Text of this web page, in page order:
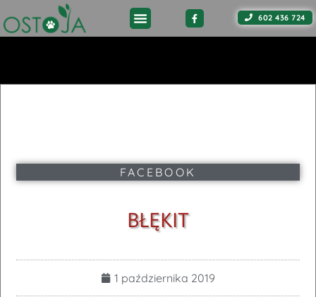
602 436 724
FACEBOOK
BŁĘKIT
1 października 2019